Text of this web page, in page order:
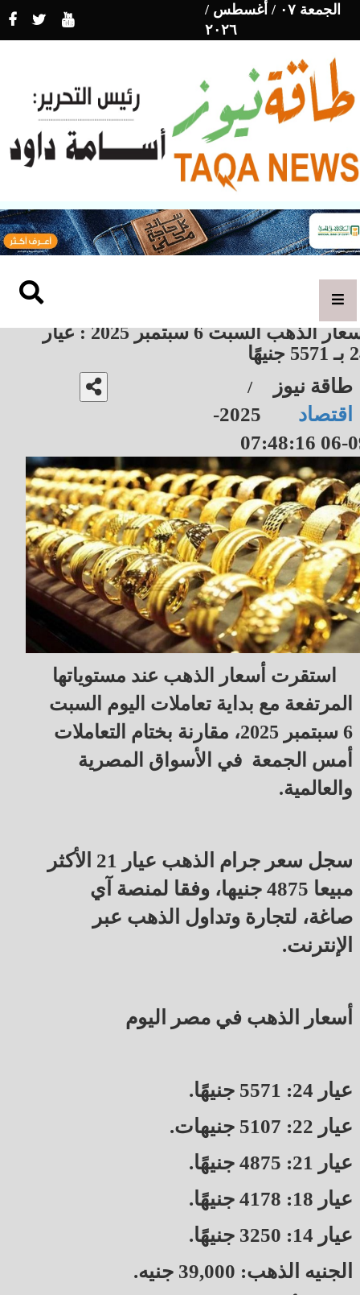
الجمعة ٠٧ / أغسطس /
٢٠٢٦
أسعار الذهب السبت 6 سبتمبر 2025 : عيار
طاقة نيوز /
اقتصاد
2025-
09-06
استقرت أسعار الذهب عند مستوياتها
المرتفعة مع بداية تعاملات اليوم السبت
6 سبتمبر 2025، مقارنة بختام التعاملات
أمس الجمعة في الأسواق المصرية
والعالمية.
سجل سعر جرام الذهب عيار 21 الأكثر
مبيعا 4875 جنيها، وفقا لمنصة آي
صاغة، لتجارة وتداول الذهب عبر
الإنترنت.
أسعار الذهب في مصر اليوم
عيار 24: 5571 جنيهًا.
عيار 22: 5107 جنيهات.
عيار 21: 4875 جنيهًا.
عيار 18: 4178 جنيهًا.
عيار 14: 3250 جنيهًا.
الجنيه الذهب: 39,000 جنيه.